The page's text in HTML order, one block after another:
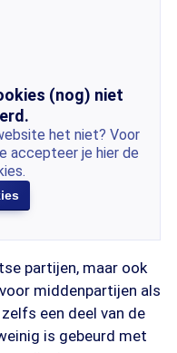
(nog) niet
het niet? Voor
accepteer je hier de
partijen, maar ook
middenpartijen als
een deel van de
is gebeurd met